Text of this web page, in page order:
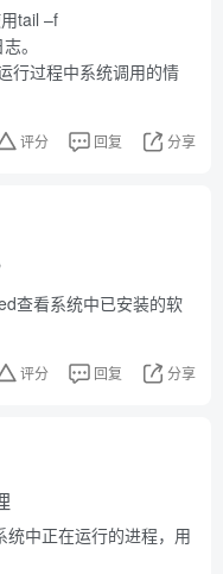
tail –f
。
行过程中系统调用的情
评分 回复 分享
查看系统中已安装的软
评分 回复 分享
中正在运行的进程，用